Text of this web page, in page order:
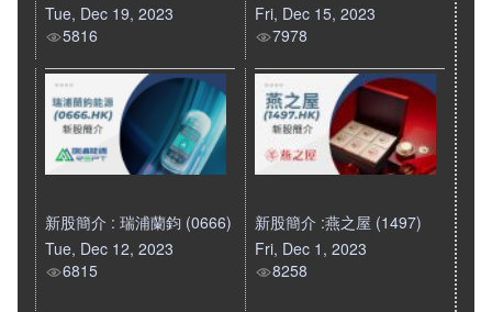
Tue, Dec 19, 2023
5816
Fri, Dec 15, 2023
7978
新股簡介 : 瑞浦蘭鈞 (0666)
Tue, Dec 12, 2023
6815
新股簡介 :燕之屋 (1497)
Fri, Dec 1, 2023
8258